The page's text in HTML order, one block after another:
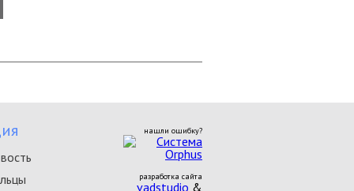
нашли ошибку?
разработка сайта
vadstudio &